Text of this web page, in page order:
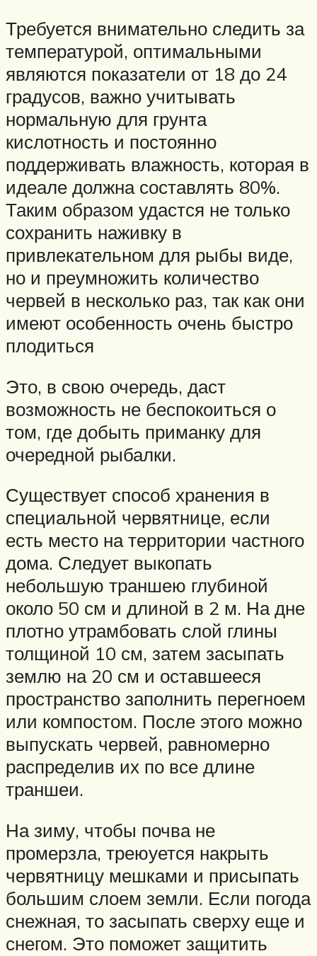
Требуется внимательно следить за
температурой, оптимальными
являются показатели от 18 до 24
градусов, важно учитывать
нормальную для грунта
кислотность и постоянно
поддерживать влажность, которая в
идеале должна составлять 80%.
Таким образом удастся не только
сохранить наживку в
привлекательном для рыбы виде,
но и преумножить количество
червей в несколько раз, так как они
имеют особенность очень быстро
плодиться
Это, в свою очередь, даст
возможность не беспокоиться о
том, где добыть приманку для
очередной рыбалки.
Существует способ хранения в
специальной червятнице, если
есть место на территории частного
дома. Следует выкопать
небольшую траншею глубиной
около 50 см и длиной в 2 м. На дне
плотно утрамбовать слой глины
толщиной 10 см, затем засыпать
землю на 20 см и оставшееся
пространство заполнить перегноем
или компостом. После этого можно
выпускать червей, равномерно
распределив их по все длине
траншеи.
На зиму, чтобы почва не
промерзла, треюуется накрыть
червятницу мешками и присыпать
большим слоем земли. Если погода
снежная, то засыпать сверху еще и
снегом. Это поможет защитить